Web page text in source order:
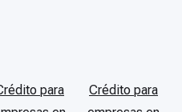
para
Crédito para